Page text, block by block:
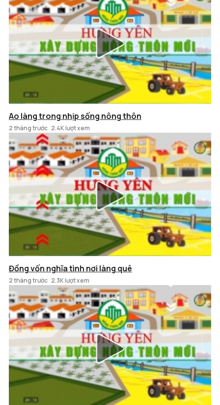
Ao làng trong nhịp sống nông thôn
2 tháng trước 2.4K lượt xem
Đồng vốn nghĩa tình nơi làng quê
2 tháng trước 2.3K lượt xem